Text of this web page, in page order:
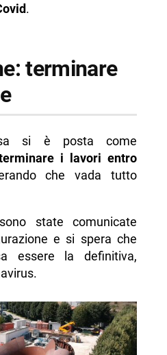
.
terminare
si è posta come
i lavori entro
che vada tutto
state comunicate
e si spera che
essere la definitiva,